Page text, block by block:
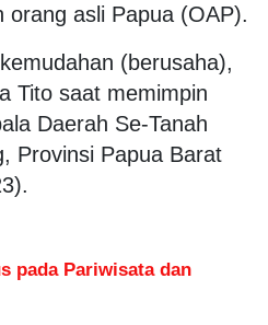
orang asli Papua (OAP).
(berusaha),
Tito saat memimpin
Daerah Se-Tanah
Provinsi Papua Barat
pada Pariwisata dan